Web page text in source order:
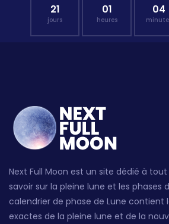
21
jours
01
heures
04
Next Full Moon est un site dédié à
savoir sur la pleine lune et les phases
calendrier de phase de Lune contient
exactes de la pleine lune et de la